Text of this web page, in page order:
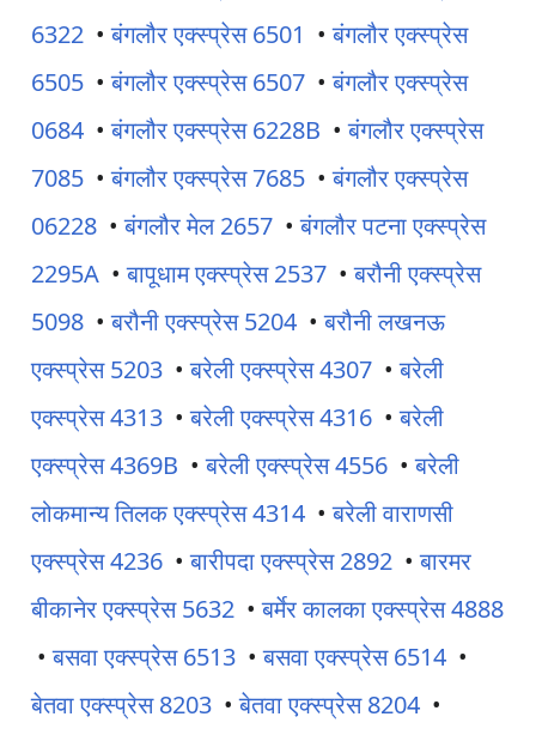
6322 •बंगलौर एक्स्प्रेस 6501 •बंगलौर एक्स्प्रेस
6505 •बंगलौर एक्स्प्रेस 6507 •बंगलौर एक्स्प्रेस
0684 •बंगलौर एक्स्प्रेस 6228B •बंगलौर एक्स्प्रेस
7085 •बंगलौर एक्स्प्रेस 7685 •बंगलौर एक्स्प्रेस
06228 •बंगलौर मेल 2657 •बंगलौर पटना एक्स्प्रेस
2295A •बापूधाम एक्स्प्रेस 2537 •बरौनी एक्स्प्रेस
5098 •बरौनी एक्स्प्रेस 5204 •बरौनी लखनऊ
एक्स्प्रेस 5203 •बरेली एक्स्प्रेस 4307 •बरेली
एक्स्प्रेस 4313 •बरेली एक्स्प्रेस 4316 •बरेली
एक्स्प्रेस 4369B •बरेली एक्स्प्रेस 4556 •बरेली
लोकमान्य तिलक एक्स्प्रेस 4314 •बरेली वाराणसी
एक्स्प्रेस 4236 •बारीपदा एक्स्प्रेस 2892 •बारमर
बीकानेर एक्स्प्रेस 5632 •बर्मेर कालका एक्स्प्रेस 4888
•बसवा एक्स्प्रेस 6513 •बसवा एक्स्प्रेस 6514 •
बेतवा एक्स्प्रेस 8203 •बेतवा एक्स्प्रेस 8204 •